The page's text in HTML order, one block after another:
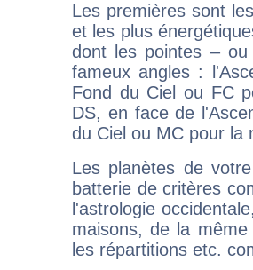
Les premières sont
et les plus
dont les pointes –
fameux angles :
Fond du Ciel ou FC
DS, en face de
du Ciel ou MC pour la
Les planètes de
batterie de critères
l'astrologie
maisons, de la
les répartitions etc.